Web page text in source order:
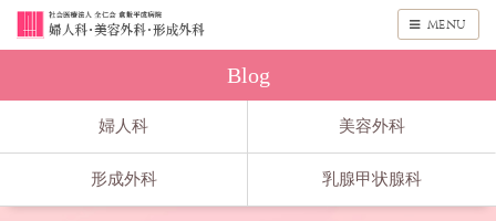
menu
Blog
婦人科 美容外科
形成外科 乳腺甲状腺科